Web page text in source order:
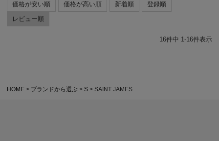
価格が安い順
価格が高い順 新着順
登録順
レビュー順
16件中 1-16件表示
HOME ブランドから選ぶ S SAINT JAMES